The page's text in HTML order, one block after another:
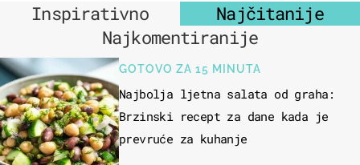
Inspirativno
Najčitanije
Najkomentiranije
GOTOVO ZA 15 MINUTA
Najbolja ljetna salata od graha:
Brzinski recept za dane kada je
prevruće za kuhanje